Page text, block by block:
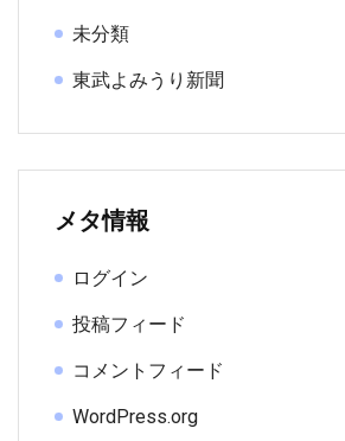
未分類
東武よみうり新聞
メタ情報
ログイン
投稿フィード
コメントフィード
WordPress.org